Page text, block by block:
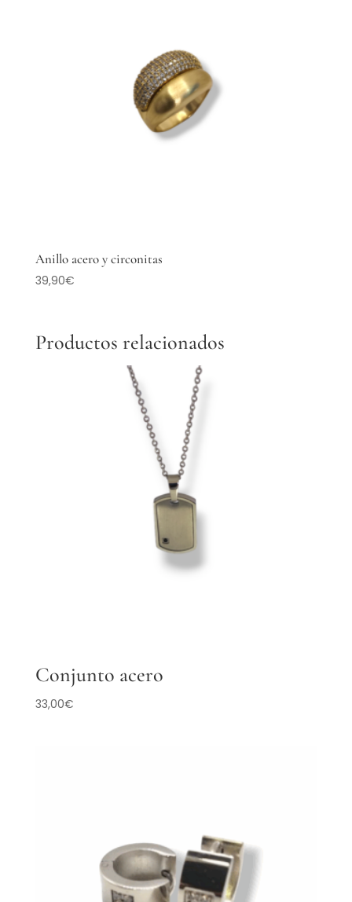
Anillo acero y circonitas
39,90€
Productos relacionados
Conjunto acero
33,00€